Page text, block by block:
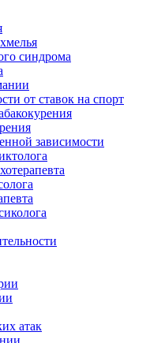
синдрома
от ставок на спорт
зависимости
атак